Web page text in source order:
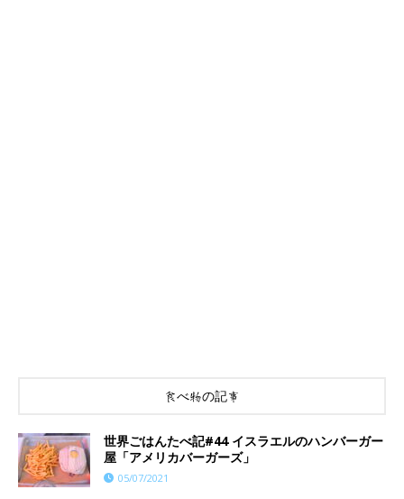
食べ物の記事
世界ごはんたべ記#44 イスラエルのハンバーガー
屋「アメリカバーガーズ」
05/07/2021